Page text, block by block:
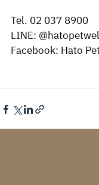
Tel. 02 037 8900
LINE:
Facebook: Hato